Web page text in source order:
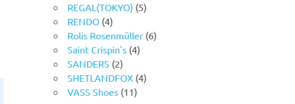
REGAL(TOKYO) (5)
RENDO (4)
Rolis Rosenmüller (6)
Saint Crispin's (4)
SANDERS (2)
SHETLANDFOX (4)
VASS Shoes (11)